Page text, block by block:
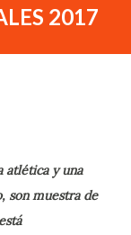
2017
atlética y una
son muestra de